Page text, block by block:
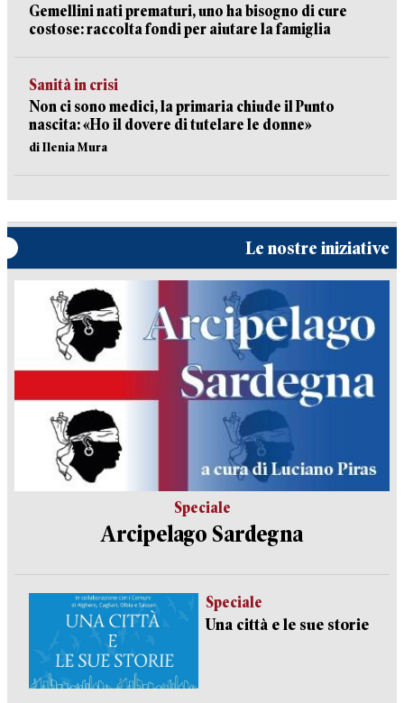
Gemellini nati prematuri, uno ha bisogno di cure
costose: raccolta fondi per aiutare la famiglia
Sanità in crisi
Non ci sono medici, la primaria chiude il Punto
nascita: «Ho il dovere di tutelare le donne»
di Ilenia Mura
Le nostre iniziative
Speciale
Arcipelago Sardegna
Speciale
Una città e le sue storie